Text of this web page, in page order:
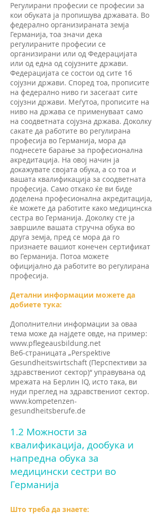
Регулирани професии се професии за
кои обуката ја пропишува државата. Во
федерално организираната земја
Германија, тоа значи дека
регулираните професии се
организирани или од Федерацијата
или од една од сојузните држави.
Федерацијата се состои од сите 16
сојузни држави. Според тоа, прописите
на федерално ниво ги засегаат сите
сојузни држави. Меѓутоа, прописите на
ниво на држава се применуваат само
на соодветната сојузна држава. Доколку
сакате да работите во регулирана
професија во Германија, мора да
поднесете барање за професионална
акредитација. На овој начин ја
докажувате својата обука, а со тоа и
вашата квалификација за соодветната
професија. Само откако ќе ви биде
доделена професионална акредитација,
ќе можете да работите како медицинска
сестра во Германија. Доколку сте ја
завршиле вашата стручна обука во
друга земја, пред се мора да го
признаете вашиот конечен сертификат
во Германија. Потоа можете
официјално да работите во регулирана
професија.
Детални информации можете да
добиете тука:
Дополнителни информации за оваа
тема може да најдете овде, на пример:
www.pflegeausbildung.net
Веб-страницата „Perspektive
Gesundheitswirtschaft (Перспективи за
здравствениот сектор)“ управувана од
мрежата на Берлин IQ, исто така, ви
нуди преглед на здравствениот сектор.
www.kompetenzen-
gesundheitsberufe.de
1.2 Можности за
квалификација, дообука и
напредна обука за
медицински сестри во
Германија
Што треба да знаете: